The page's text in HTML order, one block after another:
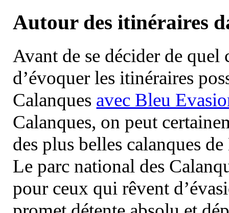
Autour des itinéraires
Avant de se décider de
d’évoquer les itinéraires
Calanques avec Bleu
Calanques, on peut
des plus belles calanques
Le parc national des
pour ceux qui rêvent